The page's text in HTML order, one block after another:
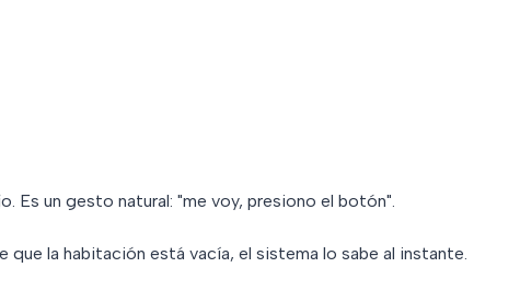
Es un gesto natural: "me voy, presiono el botón".
que la habitación está vacía, el sistema lo sabe al instante.